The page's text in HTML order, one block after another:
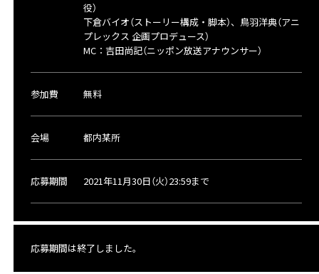
役）
下倉バイオ（ストーリー構成・脚本）、鳥羽洋典（アニ
プレックス 企画プロデュース）
MC：吉田尚記（ニッポン放送アナウンサー）
参加費 無料
会場 都内某所
応募期間 2021年11月30日（火）23:59まで
応募期間は終了しました。